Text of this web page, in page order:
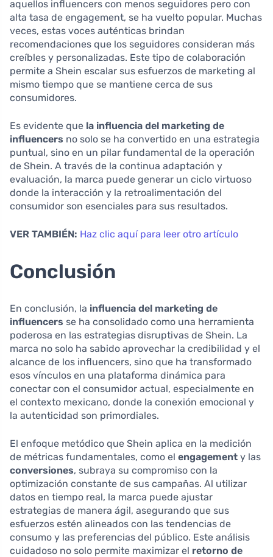
aquellos influencers con menos seguidores pero con
alta tasa de engagement, se ha vuelto popular. Muchas
veces, estas voces auténticas brindan
recomendaciones que los seguidores consideran más
creíbles y personalizadas. Este tipo de colaboración
permite a Shein escalar sus esfuerzos de marketing al
mismo tiempo que se mantiene cerca de sus
consumidores.
Es evidente que la influencia del marketing de
influencers no solo se ha convertido en una estrategia
puntual, sino en un pilar fundamental de la operación
de Shein. A través de la continua adaptación y
evaluación, la marca puede generar un ciclo virtuoso
donde la interacción y la retroalimentación del
consumidor son esenciales para sus resultados.
VER TAMBIÉN: Haz clic aquí para leer otro artículo
Conclusión
En conclusión, la influencia del marketing de
influencers se ha consolidado como una herramienta
poderosa en las estrategias disruptivas de Shein. La
marca no solo ha sabido aprovechar la credibilidad y el
alcance de los influencers, sino que ha transformado
esos vínculos en una plataforma dinámica para
conectar con el consumidor actual, especialmente en
el contexto mexicano, donde la conexión emocional y
la autenticidad son primordiales.
El enfoque metódico que Shein aplica en la medición
de métricas fundamentales, como el engagement y las
conversiones, subraya su compromiso con la
optimización constante de sus campañas. Al utilizar
datos en tiempo real, la marca puede ajustar
estrategias de manera ágil, asegurando que sus
esfuerzos estén alineados con las tendencias de
consumo y las preferencias del público. Este análisis
cuidadoso no solo permite maximizar el retorno de